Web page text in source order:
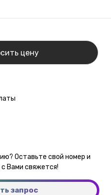
цену
Оставьте свой номер и
Вами свяжется!
запрос